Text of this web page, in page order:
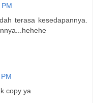
terasa kesedapannya.
copy ya